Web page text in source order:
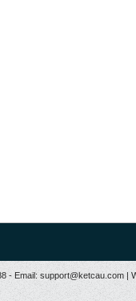
- Email: support@ketcau.com |